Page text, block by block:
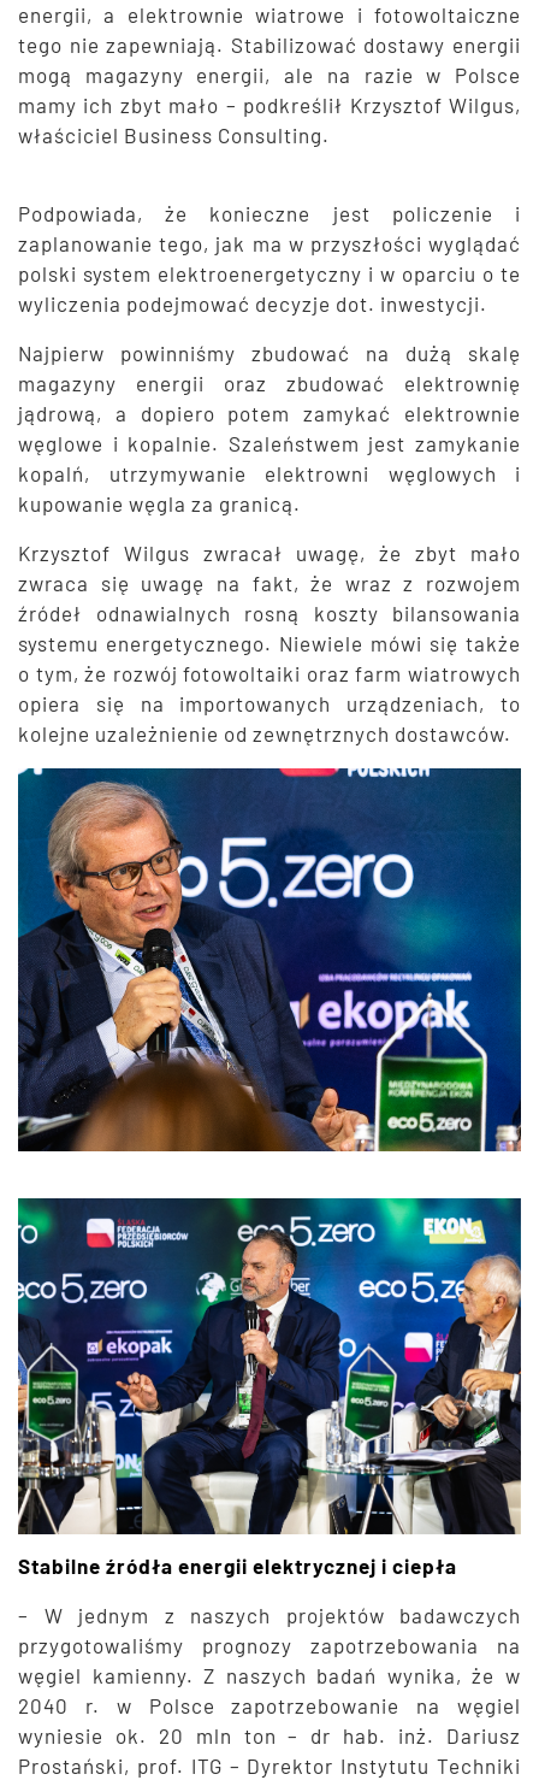
energii, a elektrownie wiatrowe i fotowoltaiczne
tego nie zapewniają. Stabilizować dostawy energii
mogą magazyny energii, ale na razie w Polsce
mamy ich zbyt mało – podkreślił Krzysztof Wilgus,
właściciel Business Consulting.
Podpowiada, że konieczne jest policzenie i
zaplanowanie tego, jak ma w przyszłości wyglądać
polski system elektroenergetyczny i w oparciu o te
wyliczenia podejmować decyzje dot. inwestycji.
Najpierw powinniśmy zbudować na dużą skalę
magazyny energii oraz zbudować elektrownię
jądrową, a dopiero potem zamykać elektrownie
węglowe i kopalnie. Szaleństwem jest zamykanie
kopalń, utrzymywanie elektrowni węglowych i
kupowanie węgla za granicą.
Krzysztof Wilgus zwracał uwagę, że zbyt mało
zwraca się uwagę na fakt, że wraz z rozwojem
źródeł odnawialnych rosną koszty bilansowania
systemu energetycznego. Niewiele mówi się także
o tym, że rozwój fotowoltaiki oraz farm wiatrowych
opiera się na importowanych urządzeniach, to
kolejne uzależnienie od zewnętrznych dostawców.
Stabilne źródła energii elektrycznej i ciepła
– W jednym z naszych projektów badawczych
przygotowaliśmy prognozy zapotrzebowania na
węgiel kamienny. Z naszych badań wynika, że w
2040 r. w Polsce zapotrzebowanie na węgiel
wyniesie ok. 20 mln ton – dr hab. inż. Dariusz
Prostański, prof. ITG – Dyrektor Instytutu Techniki